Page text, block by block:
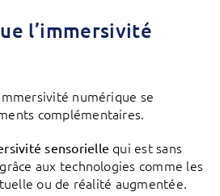
l’immersivité
numérique se
complémentaires.
sensorielle qui est sans
aux technologies comme les
ou de réalité augmentée.